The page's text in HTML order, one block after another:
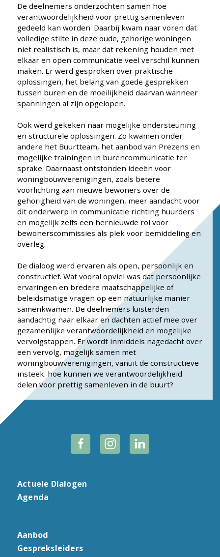
De deelnemers onderzochten samen hoe
verantwoordelijkheid voor prettig samenleven
gedeeld kan worden. Daarbij kwam naar voren dat
volledige stilte in deze oude, gehorige woningen
niet realistisch is, maar dat rekening houden met
elkaar en open communicatie veel verschil kunnen
maken. Er werd gesproken over praktische
oplossingen, het belang van goede gesprekken
tussen buren en de moeilijkheid daarvan wanneer
spanningen al zijn opgelopen.
Ook werd gekeken naar mogelijke ondersteuning
en structurele oplossingen. Zo kwamen onder
andere het Buurtteam, het aanbod van Prezens en
mogelijke trainingen in burencommunicatie ter
sprake. Daarnaast ontstonden ideeën voor
woningbouwverenigingen, zoals betere
voorlichting aan nieuwe bewoners over de
gehorigheid van de woningen, meer aandacht voor
dit onderwerp in communicatie richting huurders
en mogelijk zelfs een hernieuwde rol voor
bewonerscommissies als plek voor bemiddeling en
overleg.
De dialoog werd ervaren als open, persoonlijk en
constructief. Wat vooral opviel was dat persoonlijke
ervaringen en bredere maatschappelijke of
beleidsmatige vragen op een natuurlijke manier
samenkwamen. De deelnemers luisterden
aandachtig naar elkaar en dachten actief mee over
gezamenlijke verantwoordelijkheid en mogelijke
vervolgstappen. Er wordt inmiddels nagedacht over
een vervolg, mogelijk samen met
woningbouwverenigingen, vanuit de constructieve
insteek: hoe kunnen we verantwoordelijkheid
delen voor prettig samenleven in de buurt?
Actuele Dialogen
Agenda
Aanbod
Gespreksleiders